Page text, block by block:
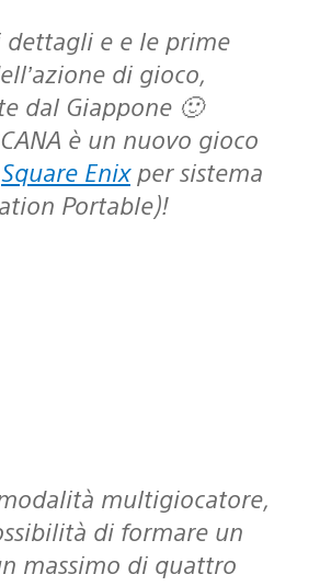
di gioco,
dal Giappone 🙂
è un nuovo gioco
Square Enixper sistema
Portable)!
multigiocatore,
di formare un
massimo di quattro